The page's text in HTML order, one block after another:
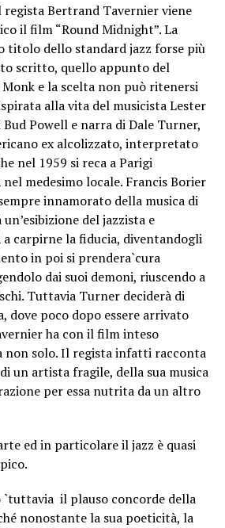
regista Bertrand Tavernier viene
il film “Round Midnight”. La
titolo dello standard jazz forse più
scritto, quello appunto del
e la scelta non può ritenersi
alla vita del musicista Lester
Powell e narra di Dale Turner,
ex alcolizzato, interpretato
nel 1959 si reca a Parigi
nel medesimo locale. Francis Borier
innamorato della musica di
del jazzista e
carpirne la fiducia, diventandogli
in poi si prendera`cura
dai suoi demoni, riuscendo a
Tuttavia Turner deciderà di
dove poco dopo essere arrivato
ha con il film inteso
non solo. Il regista infatti racconta
un artista fragile, della sua musica
per essa nutrita da un altro
ed in particolare il jazz è quasi
il plauso concorde della
nonostante la sua poeticità, la